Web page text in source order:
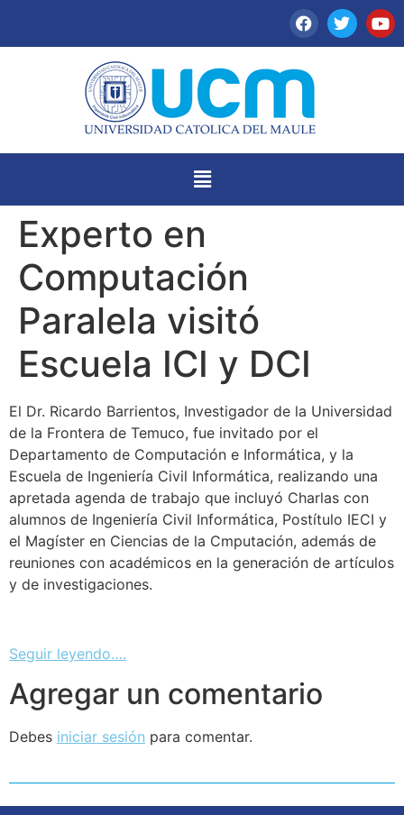
Experto en
Computación
Paralela visitó
Escuela ICI y DCI
El Dr. Ricardo Barrientos, Investigador de la Universidad
de la Frontera de Temuco, fue invitado por el
Departamento de Computación e Informática, y la
Escuela de Ingeniería Civil Informática, realizando una
apretada agenda de trabajo que incluyó Charlas con
alumnos de Ingeniería Civil Informática, Postítulo IECI y
el Magíster en Ciencias de la Cmputación, además de
reuniones con académicos en la generación de artículos
y de investigaciones.
Seguir leyendo….
Agregar un comentario
Debes iniciar sesión para comentar.